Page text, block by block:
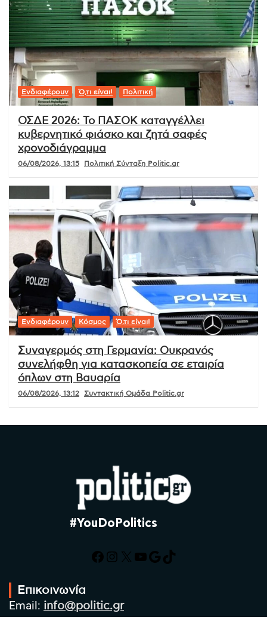
Ενδιαφέρουν Ό,τι είναι! Πολιτική
ΟΣΔΕ 2026: Το ΠΑΣΟΚ καταγγέλλει
κυβερνητικό φιάσκο και ζητά σαφές
χρονοδιάγραμμα
06/08/2026, 13:15 Πολιτική Σύνταξη Politic.gr
Ενδιαφέρουν Κόσμος Ό,τι είναι!
Συναγερμός στη Γερμανία: Ουκρανός
συνελήφθη για κατασκοπεία σε εταιρία
όπλων στη Βαυαρία
06/08/2026, 13:12 Συντακτική Ομάδα Politic.gr
#YouDoPolitics
Facebook
Instagram
X YouTube
Google
TikTok
Επικοινωνία
Email: info@politic.gr
Τηλ: